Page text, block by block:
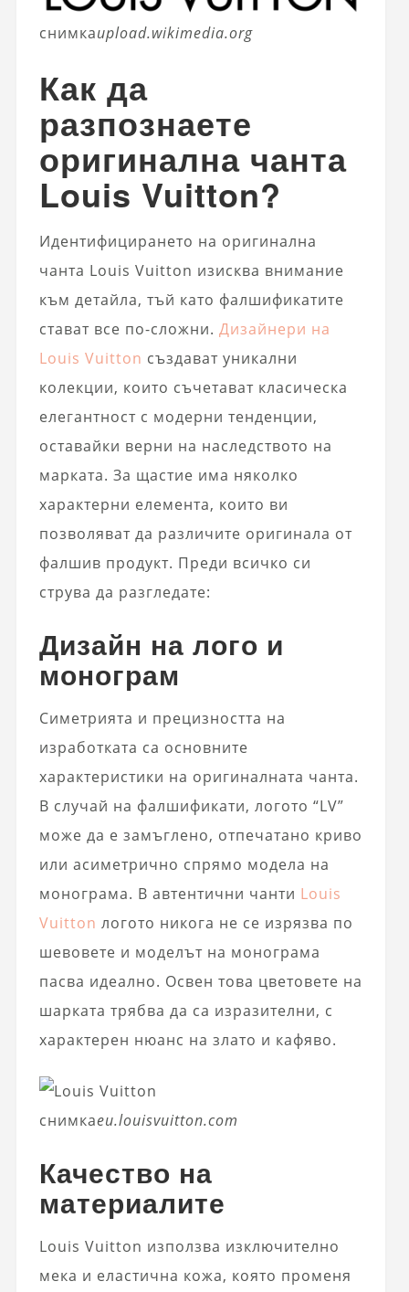
снимкаupload.wikimedia.org
Как да
разпознаете
оригинална чанта
Louis Vuitton?
Идентифицирането на оригинална
чанта Louis Vuitton изисква внимание
към детайла, тъй като фалшификатите
стават все по-сложни. Дизайнери на
Louis Vuitton създават уникални
колекции, които съчетават класическа
елегантност с модерни тенденции,
оставайки верни на наследството на
марката. За щастие има няколко
характерни елемента, които ви
позволяват да различите оригинала от
фалшив продукт. Преди всичко си
струва да разгледате:
Дизайн на лого и
монограм
Симетрията и прецизността на
изработката са основните
характеристики на оригиналната чанта.
В случай на фалшификати, логото “LV”
може да е замъглено, отпечатано криво
или асиметрично спрямо модела на
монограма. В автентични чанти Louis
Vuitton логото никога не се изрязва по
шевовете и моделът на монограма
пасва идеално. Освен това цветовете на
шарката трябва да са изразителни, с
характерен нюанс на злато и кафяво.
снимкаeu.louisvuitton.com
Качество на
материалите
Louis Vuitton използва изключително
мека и еластична кожа, която променя